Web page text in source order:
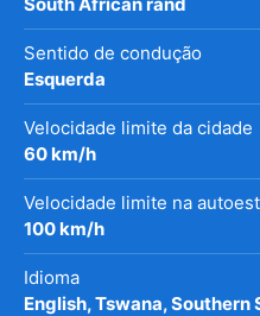
Sentido de condução
Esquerda
Velocidade limite da cidade
60 km/h
Velocidade limite na
100 km/h
Idioma
English, Tswana,